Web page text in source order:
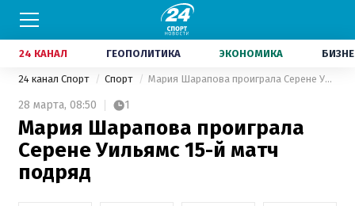
24 КАНАЛ ГЕОПОЛИТИКА ЭКОНОМИКА
24 канал Спорт Спорт Мария Шарапова проиграла Серене Уильямс 15-й матч подряд
28 марта, 08:50 1
Мария Шарапова проиграла
Серене Уильямс 15-й матч
подряд